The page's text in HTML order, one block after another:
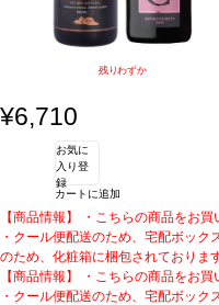
残りわずか
¥6,710
お気に
入り登
録
カートに追加
【商品情報】 ・こちらの商品をお
・クール便配送のため、宅配ボッ
のため、化粧箱に梱包されております
される場合、ご注文時コメント欄に
下部のお名入れ内容」の3つをご入
【商品情報】 ・こちらの商品をお
・クール便配送のため、宅配ボッ